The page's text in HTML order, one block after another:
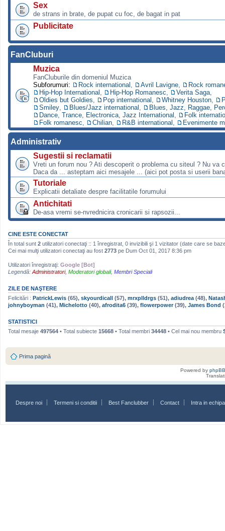
Sex
de strans in brate, de pupat cu foc, de bagat in pat
Publicitate
FanCluburi
Muzica
FanCluburile din domeniul Muzica
Subforumuri:
Rock international Avril Lavigne
Rock
Hip-Hop International
Hip-Hop Romanesc Verita Saga
Oldies but Goldies
Pop international Whitney Houston
Smiley
Blues/Jazz international
Blues, Jazz, Raggae,
Dance, Trance, Electronica, Jazz International
Folk
Folk romanesc
Chilian R&B international Evenimente
Administrativ
Sugestii si reclamatii
Vreti un forum nou ? Ati descoperit o problema cu siteul ? Nu va
Daca da ... asteptam aici mesajele ... (aici pot posta si userii
Tutoriale
Explicatii detaliate despre facilitatile forumului
Antichitati
De-asa vremi se-nvrednicira cronicarii si rapsozii...
CINE ESTE CONECTAT
În total sunt 2 utilizatori conectaţi :: 1 înregistrat, 0 invizibili şi 1 vizitator (date care se
Cei mai mulţi utilizatori conectaţi au fost 2773 pe Dum Oct 01, 2017 8:36 pm
Utilizatori înregistraţi: Google [Bot]
Legendă: Administratori, Moderatori globali, Membri Speciali
ZILE DE NAŞTERE
Felicitări : PatrickLewis (65), skyourdicall (57), mrxplldrgs (51), adiudrea (48),
johnyboyman (41), Michelotto (40), afrodita6 (39), flowerpower(39), James Bond
STATISTICI
Total mesaje 497564 • Total subiecte 15668 • Total membri 34448 • Cel mai nou membru
Prima pagină
Powered by phpBB
Despre noi Termeni si conditii Best Fanclubber Contact Intra in